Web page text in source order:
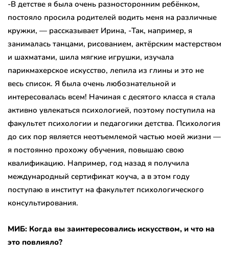
-В детстве я была очень разносторонним ребёнком,
постояло просила родителей водить меня на различные
кружки, — рассказывает Ирина, -Так, например, я
занималась танцами, рисованием, актёрским мастерством
и шахматами, шила мягкие игрушки, изучала
парикмахерское искусство, лепила из глины и это не
весь список. Я была очень любознательной и
интересовалась всем! Начиная с десятого класса я стала
активно увлекаться психологией, поэтому поступила на
факультет психологии и педагогики детства. Психология
до сих пор является неотъемлемой частью моей жизни —
я постоянно прохожу обучения, повышаю свою
квалификацию. Например, год назад я получила
международный сертификат коуча, а в этом году
поступаю в институт на факультет психологического
консультирования.
МИБ: Когда вы заинтересовались искусством, и что на
это повлияло?